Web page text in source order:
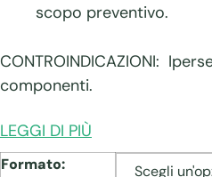
scopo preventivo.
CONTROINDICAZIONI:
componenti.
LEGGI DI PIÙ
Formato: